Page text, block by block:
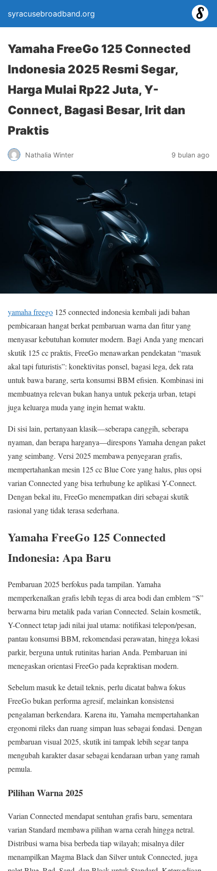
syracusebroadband.org
Yamaha FreeGo 125 Connected
Indonesia 2025 Resmi Segar,
Harga Mulai Rp22 Juta, Y-
Connect, Bagasi Besar, Irit dan
Praktis
Nathalia Winter 9 bulan ago
yamaha freego 125 connected indonesia kembali jadi bahan
pembicaraan hangat berkat pembaruan warna dan fitur yang
menyasar kebutuhan komuter modern. Bagi Anda yang mencari
skutik 125 cc praktis, FreeGo menawarkan pendekatan “masuk
akal tapi futuristis”: konektivitas ponsel, bagasi lega, dek rata
untuk bawa barang, serta konsumsi BBM efisien. Kombinasi ini
membuatnya relevan bukan hanya untuk pekerja urban, tetapi
juga keluarga muda yang ingin hemat waktu.
Di sisi lain, pertanyaan klasik—seberapa canggih, seberapa
nyaman, dan berapa harganya—direspons Yamaha dengan paket
yang seimbang. Versi 2025 membawa penyegaran grafis,
mempertahankan mesin 125 cc Blue Core yang halus, plus opsi
varian Connected yang bisa terhubung ke aplikasi Y-Connect.
Dengan bekal itu, FreeGo menempatkan diri sebagai skutik
rasional yang tidak terasa sederhana.
Yamaha FreeGo 125 Connected
Indonesia: Apa Baru
Pembaruan 2025 berfokus pada tampilan. Yamaha
memperkenalkan grafis lebih tegas di area bodi dan emblem “S”
berwarna biru metalik pada varian Connected. Selain kosmetik,
Y-Connect tetap jadi nilai jual utama: notifikasi telepon/pesan,
pantau konsumsi BBM, rekomendasi perawatan, hingga lokasi
parkir, berguna untuk rutinitas harian Anda. Pembaruan ini
menegaskan orientasi FreeGo pada kepraktisan modern.
Sebelum masuk ke detail teknis, perlu dicatat bahwa fokus
FreeGo bukan performa agresif, melainkan konsistensi
pengalaman berkendara. Karena itu, Yamaha mempertahankan
ergonomi rileks dan ruang simpan luas sebagai fondasi. Dengan
pembaruan visual 2025, skutik ini tampak lebih segar tanpa
mengubah karakter dasar sebagai kendaraan urban yang ramah
pemula.
Pilihan Warna 2025
Varian Connected mendapat sentuhan grafis baru, sementara
varian Standard membawa pilihan warna cerah hingga netral.
Distribusi warna bisa berbeda tiap wilayah; misalnya diler
menampilkan Magma Black dan Silver untuk Connected, juga